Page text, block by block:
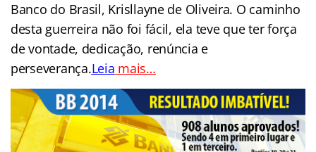
Banco do Brasil, Krisllayne de Oliveira. O caminho
desta guerreira não foi fácil, ela teve que ter força
de vontade, dedicação, renúncia e
perseverança.Leia mais…